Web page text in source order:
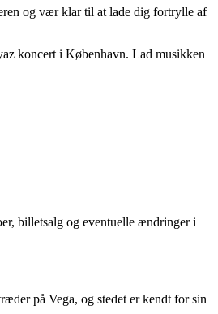
og vær klar til at lade dig fortrylle af
koncert i København. Lad musikken
billetsalg og eventuelle ændringer i
på Vega, og stedet er kendt for sin